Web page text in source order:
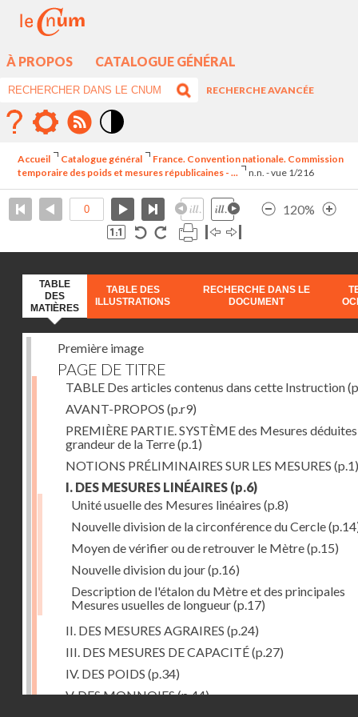
À PROPOS CATALOGUE GÉNÉRAL
RECHERCHE AVANCÉE
élévé
Accueil Catalogue général
France. Convention nationale. Commission
temporaire des poids et mesures républicaines - ...
n.n. - vue 1/216
120%
TABLE
DES
MATIÈRES
TABLE DES
ILLUSTRATIONS
RECHERCHE DANS LE
DOCUMENT
Première image
PAGE DE TITRE
TABLE Des articles contenus dans cette Instruction
AVANT-PROPOS (p.r9)
PREMIÈRE PARTIE. SYSTÈME des Mesures
grandeur de la Terre(p.1)
NOTIONS PRÉLIMINAIRES SUR LES MESURES (p.1)
I. DES MESURES LINÉAIRES (p.6)
Unité usuelle des Mesures linéaires (p.8)
Nouvelle division de la circonférence du Cercle
Moyen de vérifier ou de retrouver le Mètre(p.15)
Nouvelle division du jour(p.16)
Description de l'étalon du Mètre et des principales
Mesures usuelles de longueur(p.17)
II. DES MESURES AGRAIRES (p.24)
III. DES MESURES DE CAPACITÉ(p.27)
IV. DES POIDS (p.34)
V. DES MONNOIES(p.44)